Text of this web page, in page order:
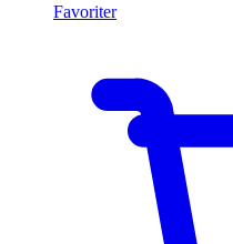
Favoriter